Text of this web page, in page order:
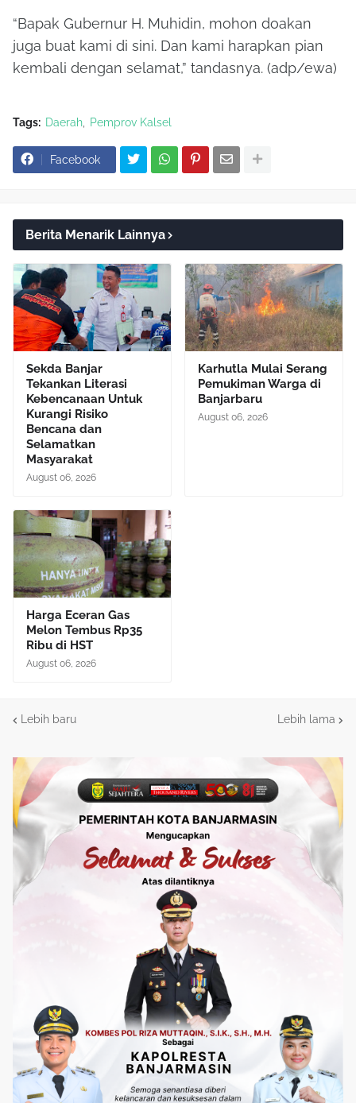
“Bapak Gubernur H. Muhidin, mohon doakan
juga buat kami di sini. Dan kami harapkan pian
kembali dengan selamat,” tandasnya. (adp/ewa)
Tags: Daerah Pemprov Kalsel
Facebook
Berita Menarik Lainnya
Sekda Banjar
Tekankan Literasi
Kebencanaan Untuk
Kurangi Risiko
Bencana dan
Selamatkan
Masyarakat
August 06, 2026
​Karhutla Mulai Serang
Pemukiman Warga di
Banjarbaru
August 06, 2026
Harga Eceran Gas
Melon Tembus Rp35
Ribu di HST
August 06, 2026
Lebih baru Lebih lama